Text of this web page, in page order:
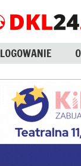
LOGOWANIE